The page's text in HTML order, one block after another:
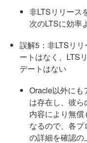
非LTSリリース
次のLTSに効率
誤解5：非LTSリ
ートはなく、LTS
デートはない
Oracle以外にも
は存在し、彼
内容により無
なるので、各プ
の詳細を確認